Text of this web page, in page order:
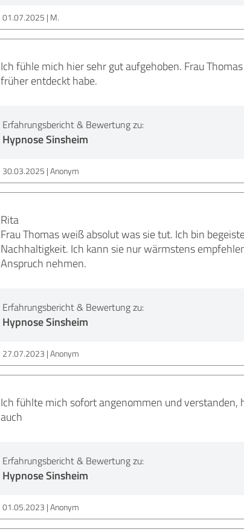
01.07.2025 M.
Ich fühle mich hier sehr gut aufgehoben. Frau
früher entdeckt habe.
Erfahrungsbericht & Bewertung zu:
Hypnose Sinsheim
30.03.2025 Anonym
Rita
Frau Thomas weiß absolut was sie tut. Ich bin
Nachhaltigkeit. Ich kann sie nur wärmstens
Anspruch nehmen.
Erfahrungsbericht & Bewertung zu:
Hypnose Sinsheim
27.07.2023 Anonym
Ich fühlte mich sofort angenommen und
auch
Erfahrungsbericht & Bewertung zu:
Hypnose Sinsheim
01.05.2023 Anonym